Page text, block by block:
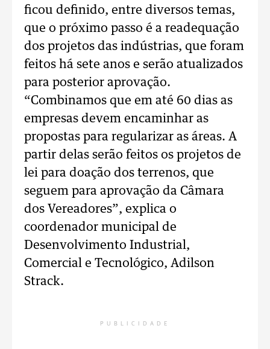
ficou definido, entre diversos temas,
que o próximo passo é a readequação
dos projetos das indústrias, que foram
feitos há sete anos e serão atualizados
para posterior aprovação.
“Combinamos que em até 60 dias as
empresas devem encaminhar as
propostas para regularizar as áreas. A
partir delas serão feitos os projetos de
lei para doação dos terrenos, que
seguem para aprovação da Câmara
dos Vereadores”, explica o
coordenador municipal de
Desenvolvimento Industrial,
Comercial e Tecnológico, Adilson
Strack.
PUBLICIDADE